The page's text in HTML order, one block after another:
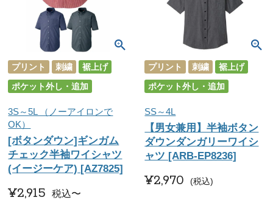
プリント 刺繍
裾上げ
ポケット外し・追加
3S～5L （ノーアイロンで
OK）
[ボタンダウン]ギンガム
チェック半袖ワイシャツ
(イージーケア) [AZ7825]
¥2,915 税込〜
プリント 刺繍
裾上げ
ポケット外し・追加
SS～4L
【男女兼用】半袖ボタン
ダウンダンガリーワイシ
ャツ [ARB-EP8236]
¥2,970 税込